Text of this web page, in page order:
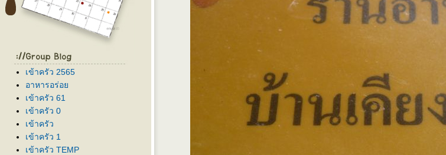
เข้าครัว 2565
อาหารอร่อ
เข้าครัว 61
เข้าครัว 0
เข้าครัว
เข้าครัว 1
เข้าครัว TEMP